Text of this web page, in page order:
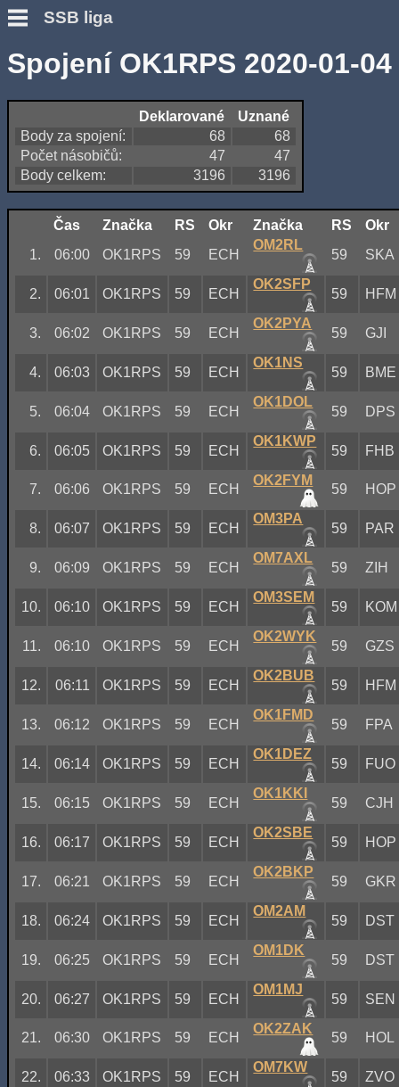
SSB liga
Spojení OK1RPS 2020-01-04
Deklarované
Uznané
Body za spojení:
68
68
Počet násobičů:
47
47
Body celkem:
3196 3196
Čas Značka RS Okr Značka RS
Okr
1.
06:00 OK1RPS 59 ECH
OM2RL
59 SKA
2. 06:01 OK1RPS 59 ECH
OK2SFP
59 HFM
3. 06:02 OK1RPS 59 ECH
OK2PYA
59 GJI
4. 06:03 OK1RPS 59 ECH
OK1NS
59 BME
5. 06:04 OK1RPS 59 ECH
OK1DOL
59 DPS
6. 06:05 OK1RPS 59 ECH
OK1KWP
59 FHB
7. 06:06 OK1RPS 59 ECH
OK2FYM
59 HOP
8. 06:07 OK1RPS 59 ECH
OM3PA
59 PAR
9. 06:09 OK1RPS 59 ECH
OM7AXL
59 ZIH
10. 06:10 OK1RPS 59 ECH
OM3SEM
59 KOM
11. 06:10 OK1RPS 59 ECH
OK2WYK
59 GZS
12. 06:11 OK1RPS 59 ECH
OK2BUB
59 HFM
13. 06:12 OK1RPS 59 ECH
OK1FMD
59 FPA
14. 06:14 OK1RPS 59 ECH
OK1DEZ
59 FUO
15. 06:15 OK1RPS 59 ECH
OK1KKI
59 CJH
16. 06:17 OK1RPS 59 ECH
OK2SBE
59 HOP
17. 06:21 OK1RPS 59 ECH
OK2BKP
59 GKR
18. 06:24 OK1RPS 59 ECH
OM2AM
59 DST
19. 06:25 OK1RPS 59 ECH
OM1DK
59 DST
20. 06:27 OK1RPS 59 ECH
OM1MJ
59 SEN
21. 06:30 OK1RPS 59 ECH
OK2ZAK
59 HOL
22. 06:33 OK1RPS 59 ECH
OM7KW
59 ZVO